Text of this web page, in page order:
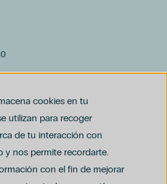
cookies en tu
utilizan para recoger
de tu interacción con
y nos permite recordarte.
con el fin de mejorar